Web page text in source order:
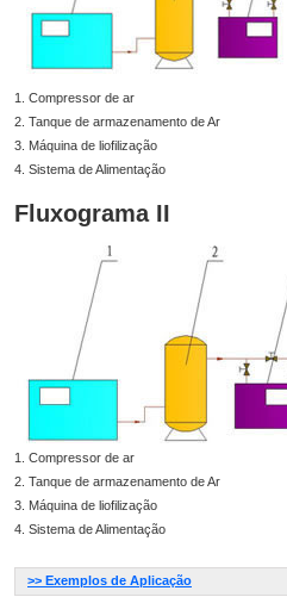
1. Compressor de ar
2. Tanque de armazenamento de Ar
3. Máquina de liofilização
4. Sistema de Alimentação
Fluxograma II
1. Compressor de ar
2. Tanque de armazenamento de Ar
3. Máquina de liofilização
4. Sistema de Alimentação
>> Exemplos de Aplicação